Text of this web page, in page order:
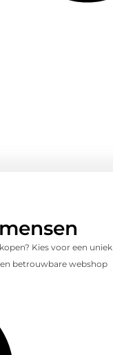
Kies voor een uniek
betrouwbare webshop